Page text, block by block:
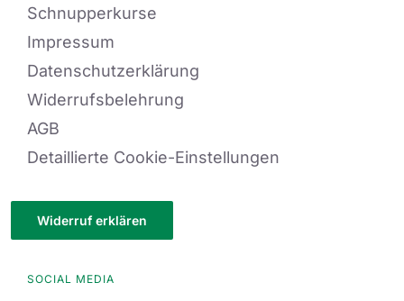
Schnupperkurse
Impressum
Datenschutzerklärung
Widerrufsbelehrung
AGB
Detaillierte Cookie-Einstellungen
Widerruf erklären
SOCIAL MEDIA